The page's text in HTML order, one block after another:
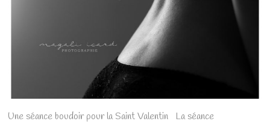
Une séance boudoir pour la Saint Valentin La séance